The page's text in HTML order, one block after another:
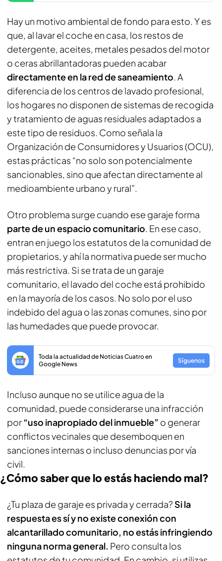
Hay un motivo ambiental de fondo para esto. Y es
que, al lavar el coche en casa, los restos de
detergente, aceites, metales pesados del motor
o ceras abrillantadoras pueden acabar
directamente en la red de saneamiento. A
diferencia de los centros de lavado profesional,
los hogares no disponen de sistemas de recogida
y tratamiento de aguas residuales adaptados a
este tipo de residuos. Como señala la
Organización de Consumidores y Usuarios (OCU),
estas prácticas “no solo son potencialmente
sancionables, sino que afectan directamente al
medioambiente urbano y rural”.
Otro problema surge cuando ese garaje forma
parte de un espacio comunitario. En ese caso,
entran en juego los estatutos de la comunidad de
propietarios, y ahí la normativa puede ser mucho
más restrictiva. Si se trata de un garaje
comunitario, el lavado del coche está prohibido
en la mayoría de los casos. No solo por el uso
indebido del agua o las zonas comunes, sino por
las humedades que puede provocar.
Toda la actualidad de Noticias Cuatro en
Google News
Síguenos
Incluso aunque no se utilice agua de la
comunidad, puede considerarse una infracción
por“uso inapropiado del inmueble” o generar
conflictos vecinales que desemboquen en
sanciones internas o incluso denuncias por vía
civil.
¿Cómo saber que lo estás haciendo mal?
¿Tu plaza de garaje es privada y cerrada? Si la
respuesta es sí y no existe conexión con
alcantarillado comunitario, no estás infringiendo
ninguna norma general. Pero consulta los